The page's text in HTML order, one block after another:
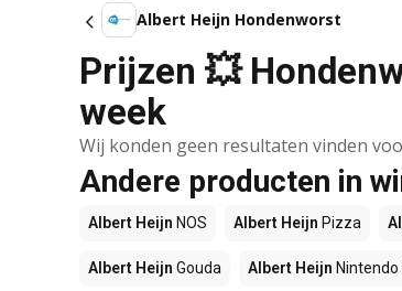
Albert Heijn Hondenworst
Prijzen 💥
week
Wij konden geen resultaten vinden
Andere producten in
Albert Heijn NOS Albert Heijn Pizza
Albert Heijn Gouda Albert Heijn